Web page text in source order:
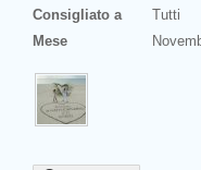
Consigliato a
Tutti
Mese